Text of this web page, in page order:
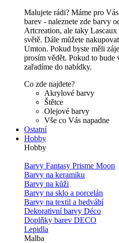
Malujete rádi? Máme pro
barev - naleznete zde barvy
Artcreation, ale taky
světě. Dále můžete
Umton. Pokud byste měli
prosím vědět. Pokud to
zařadíme do nabídky.
Co zde najdete?
Akrylové barvy
Štětce
Olejové barvy
Vše co Vás napadne
Ostatní
Hobby
Hobby
Barvy Fantasy Prisme Moon
Barvy na keramiku
Barvy na kůži
Barvy na sklo a porcelán
Barvy na textil a hedvábí
Dekorativní barvy Déco
Doplňky barev DECO
Lepidla
Malba